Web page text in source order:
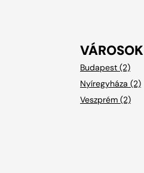
VÁROSOK
Budapest (2)
Nyíregyháza (2)
Veszprém (2)